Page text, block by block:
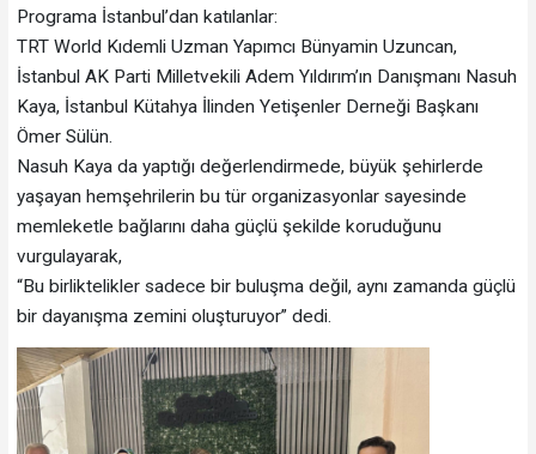
Programa İstanbul’dan katılanlar:
TRT World Kıdemli Uzman Yapımcı Bünyamin Uzuncan,
İstanbul AK Parti Milletvekili Adem Yıldırım’ın Danışmanı Nasuh
Kaya, İstanbul Kütahya İlinden Yetişenler Derneği Başkanı
Ömer Sülün.
Nasuh Kaya da yaptığı değerlendirmede, büyük şehirlerde
yaşayan hemşehrilerin bu tür organizasyonlar sayesinde
memleketle bağlarını daha güçlü şekilde koruduğunu
vurgulayarak,
“Bu birliktelikler sadece bir buluşma değil, aynı zamanda güçlü
bir dayanışma zemini oluşturuyor” dedi.